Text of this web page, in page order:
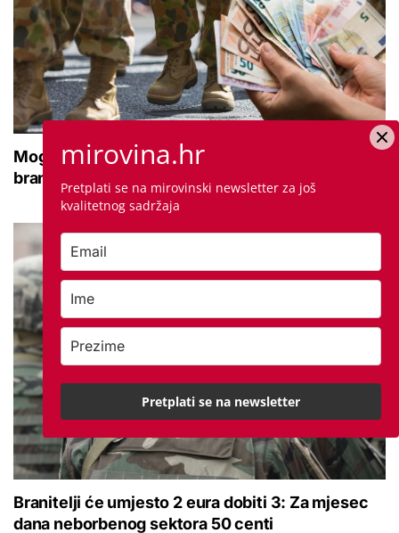
Moguće povećanje naknade za nezaposlene
branitelje: Znamo koliko ih je na burzi
Branitelji će umjesto 2 eura dobiti 3: Za mjesec
dana neborbenog sektora 50 centi
mirovina.hr
Pretplati se na mirovinski newsletter za još
kvalitetnog sadržaja
Pretplati se na newsletter